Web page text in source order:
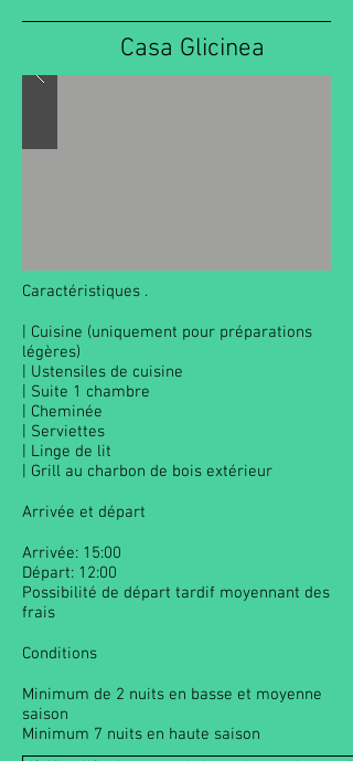
Casa Glicinea
Caractéristiques .
| Cuisine (uniquement pour préparations
légères)
| Ustensiles de cuisine
| Suite 1 chambre
| Cheminée
| Serviettes
| Linge de lit
| Grill au charbon de bois extérieur
Arrivée et départ
Arrivée: 15:00
Départ: 12:00
Possibilité de départ tardif moyennant des
frais
Conditions
Minimum de 2 nuits en basse et moyenne
saison
Minimum 7 nuits en haute saison